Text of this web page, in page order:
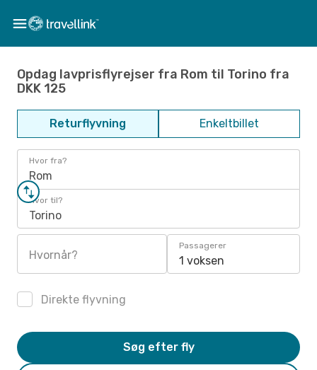
Opdag lavprisflyrejser fra Rom til Torino fra
DKK 125
Returflyvning Enkeltbillet
Hvor fra?
Rom
Hvor til?
Torino
Hvornår?
Passagerer
1 voksen
Direkte flyvning
Søg efter fly